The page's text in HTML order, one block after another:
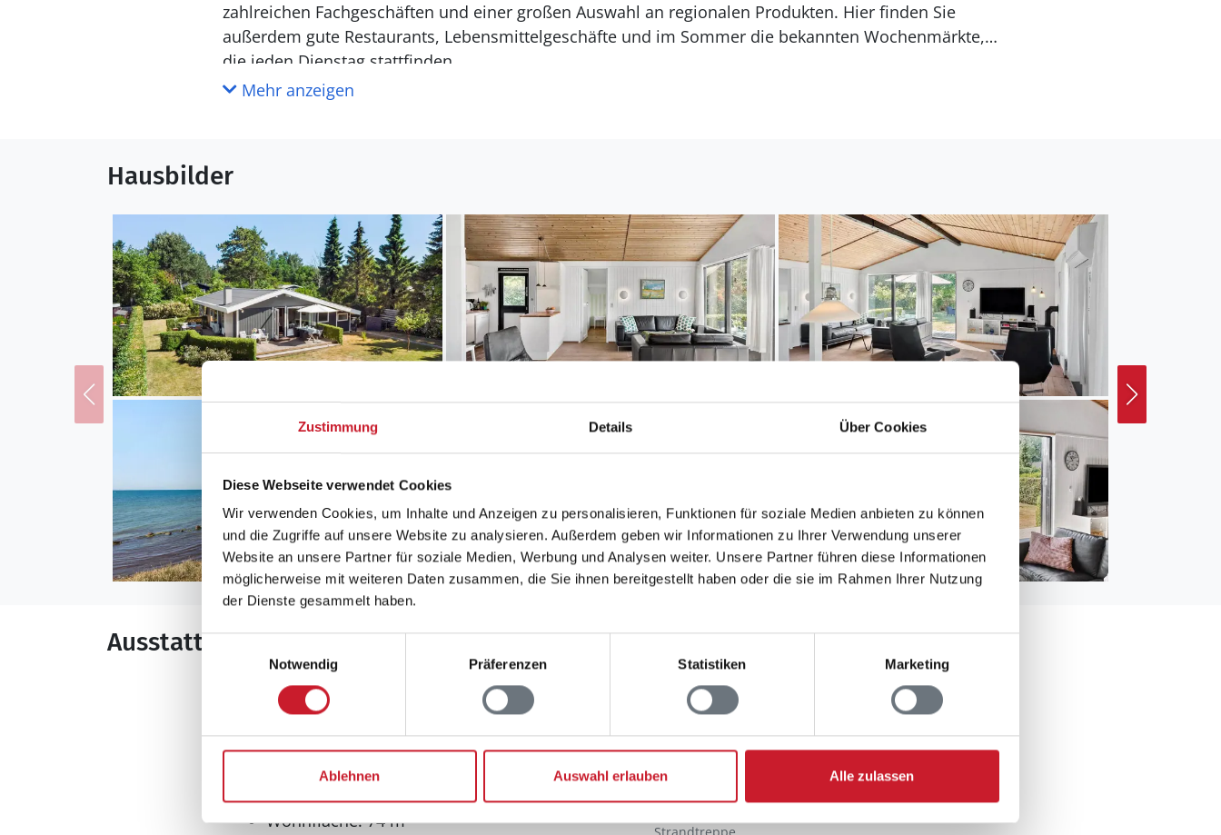
Zustimmung Details Über Cookies
Diese Webseite verwendet Cookies
Wir verwenden Cookies, um Inhalte und Anzeigen zu personalisieren, Funktionen für soziale Medien anbieten zu können
und die Zugriffe auf unsere Website zu analysieren. Außerdem geben wir Informationen zu Ihrer Verwendung unserer
Website an unsere Partner für soziale Medien, Werbung und Analysen weiter. Unsere Partner führen diese Informationen
möglicherweise mit weiteren Daten zusammen, die Sie ihnen bereitgestellt haben oder die sie im Rahmen Ihrer Nutzung
der Dienste gesammelt haben.
Einwilligungsauswahl
Notwendig
Präferenzen Statistiken Marketing
Ablehnen Auswahl erlauben Alle zulassen
zahlreichen Fachgeschäften und einer großen Auswahl an regionalen Produkten. Hier finden Sie
außerdem gute Restaurants, Lebensmittelgeschäfte und im Sommer die bekannten Wochenmärkte,
die jeden Dienstag stattfinden.
Mehr anzeigen
Hausbilder
Ausstattung
Allgemeines
Anzahl Personen: 5
Baujahr: 1976
Grundstücksfläche: 796 m²
Nichtraucher
Wohnfläche: 74 m²
Entfernungen
Abstand Einkauf: 8.000 m
Abstand Strand: 75 m